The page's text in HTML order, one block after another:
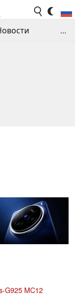
...
G925 MC12